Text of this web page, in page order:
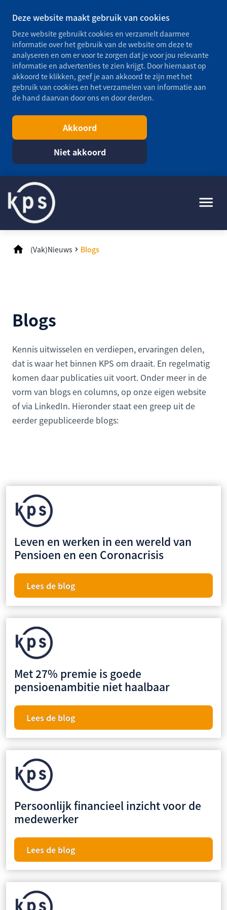
Deze website maakt gebruik van cookies
Deze website gebruikt cookies en verzamelt daarmee
informatie over het gebruik van de website om deze te
analyseren en om er voor te zorgen dat je voor jou relevante
informatie en advertenties te zien krijgt. Door hiernaast op
akkoord te klikken, geef je aan akkoord te zijn met het
gebruik van cookies en het verzamelen van informatie aan
de hand daarvan door ons en door derden.
Akkoord
Niet akkoord
(Vak)Nieuws Blogs
Blogs
Kennis uitwisselen en verdiepen, ervaringen delen,
dat is waar het binnen KPS om draait. En regelmatig
komen daar publicaties uit voort. Onder meer in de
vorm van blogs en columns, op onze eigen website
of via LinkedIn. Hieronder staat een greep uit de
eerder gepubliceerde blogs:
Leven en werken in een wereld van
Pensioen en een Coronacrisis
Lees de blog
Met 27% premie is goede
pensioenambitie niet haalbaar
Lees de blog
Persoonlijk financieel inzicht voor de
medewerker
Lees de blog